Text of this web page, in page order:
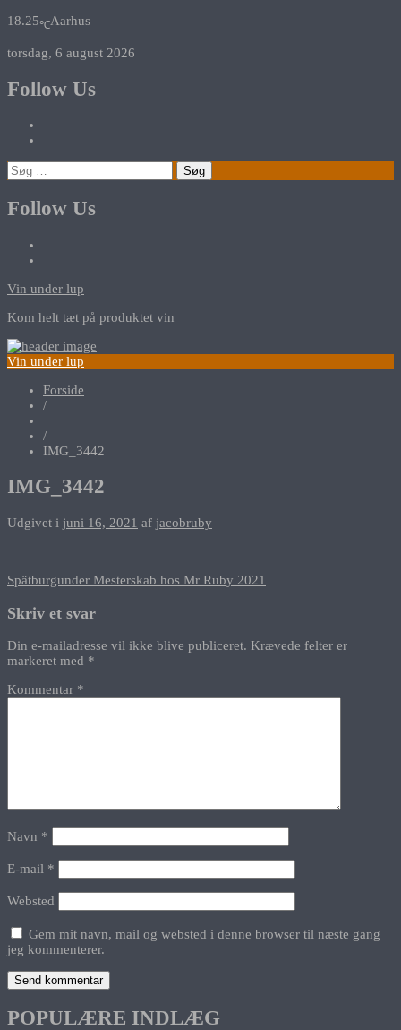
18.25℃Aarhus
torsdag, 6 august 2026
Follow Us
Søg
efter:
Follow Us
Vin under lup
Kom helt tæt på produktet vin
Vin under lup
Forside
/
/
IMG_3442
IMG_3442
Udgivet i juni 16, 2021 af jacobruby
Indlægsnavigation
Spätburgunder Mesterskab hos Mr Ruby 2021
Skriv et svar
Din e-mailadresse vil ikke blive publiceret. Krævede felter er
markeret med *
Kommentar *
Navn *
E-mail *
Websted
Gem mit navn, mail og websted i denne browser til næste gang
jeg kommenterer.
POPULÆRE INDLÆG